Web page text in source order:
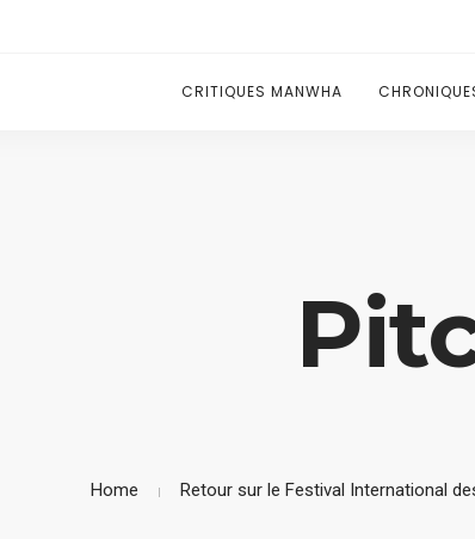
CRITIQUES MANWHA
Home Retour sur le Festival International